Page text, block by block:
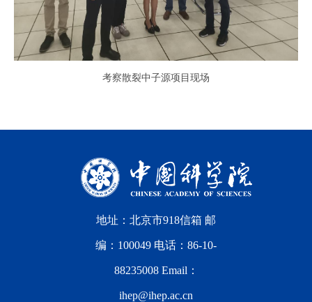
考察散裂中子源项目现场
地址：北京市918信箱 邮
编：100049 电话：86-10-
88235008 Email：
ihep@ihep.ac.cn